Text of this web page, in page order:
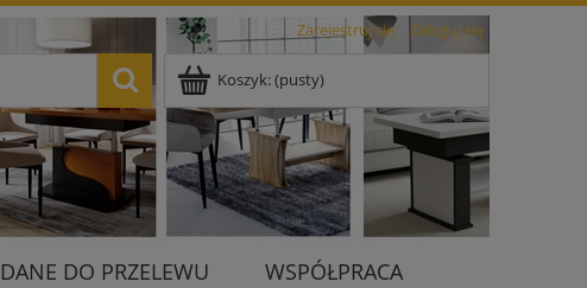
Zarejestruj się Zaloguj się
Koszyk:(pusty)
DANE DO PRZELEWU
WSPÓŁPRACA